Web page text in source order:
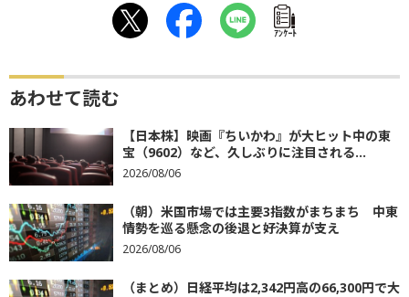
ｱﾝｹｰﾄ
あわせて読む
【日本株】映画『ちいかわ』が大ヒット中の東
宝（9602）など、久しぶりに注目される...
2026/08/06
（朝）米国市場では主要3指数がまちまち 中東
情勢を巡る懸念の後退と好決算が支え
2026/08/06
（まとめ）日経平均は2,342円高の66,300円で大